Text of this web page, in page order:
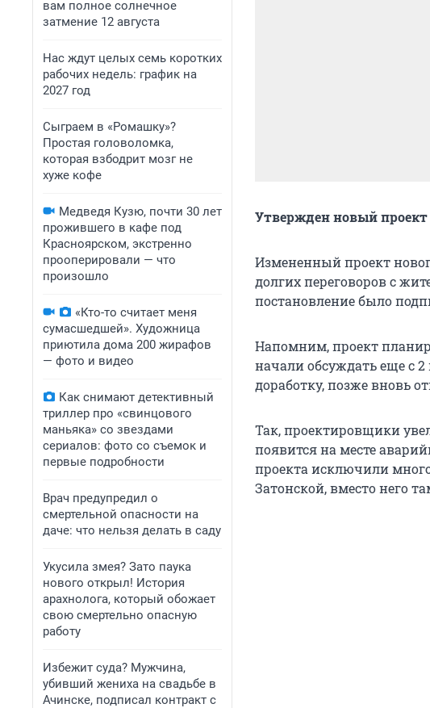
вам полное солнечное
затмение 12 августа
Нас ждут целых семь коротких
рабочих недель: график на
2027 год
Сыграем в «Ромашку»?
Простая головоломка,
которая взбодрит мозг не
хуже кофе
Медведя Кузю, почти 30 лет
прожившего в кафе под
Красноярском, экстренно
прооперировали — что
произошло
«Кто-то считает меня
сумасшедшей». Художница
приютила дома 200 жирафов
— фото и видео
Как снимают детективный
триллер про «свинцового
маньяка» со звездами
сериалов: фото со съемок и
первые подробности
Врач предупредил о
смертельной опасности на
даче: что нельзя делать в саду
Укусила змея? Зато паука
нового открыл! История
арахнолога, который обожает
свою смертельно опасную
работу
Избежит суда? Мужчина,
убивший жениха на свадьбе в
Ачинске, подписал контракт с
Утвержден новый
Измененный проект
долгих переговоров с
постановление было
Напомним, проект
начали обсуждать еще с
доработку, позже вновь
Так, проектировщики
появится на месте
проекта исключили
Затонской, вместо него